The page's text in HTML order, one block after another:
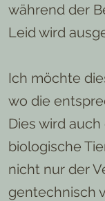
während der
Leid wird
Ich möchte
wo die
Dies wird
biologische
nicht nur der
gentechnisch